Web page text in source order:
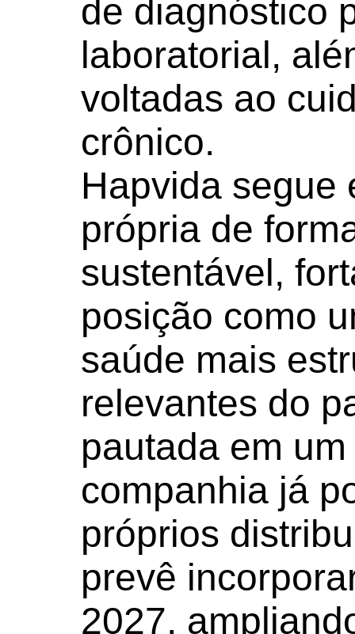
de diagnóstico
laboratorial,
voltadas ao
crônico.
Hapvida segue
própria de
sustentável,
posição como
saúde mais
relevantes do
pautada em
companhia já
próprios
prevê
2027,